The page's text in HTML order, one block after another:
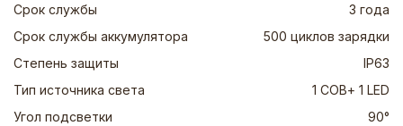
Срок службы
3 года
Срок службы аккумулятора
500 циклов зарядки
Степень защиты
IP63
Тип источника света
1 СОВ+ 1 LED
Угол подсветки
90°